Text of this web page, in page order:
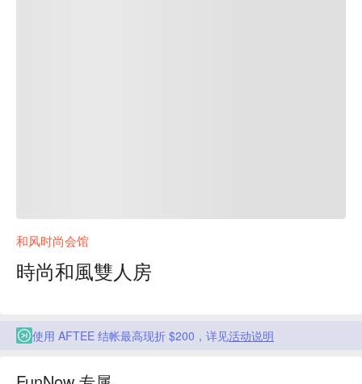
和风时尚会馆
時尚和風雙人房
使用 AFTEE 结帐最高现折 $200，详见活动说明